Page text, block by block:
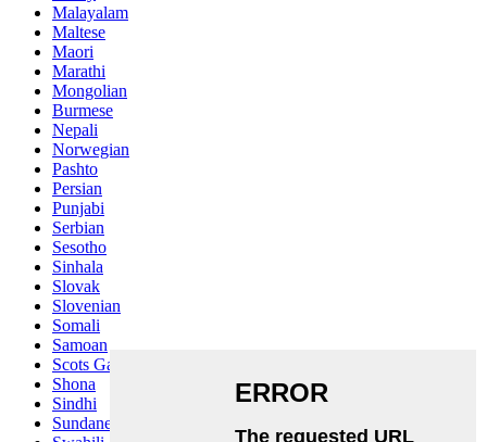
Malayalam
Maltese
Maori
Marathi
Mongolian
Burmese
Nepali
Norwegian
Pashto
Persian
Punjabi
Serbian
Sesotho
Sinhala
Slovak
Slovenian
Somali
Samoan
Scots Gaelic
Shona
Sindhi
Sundanese